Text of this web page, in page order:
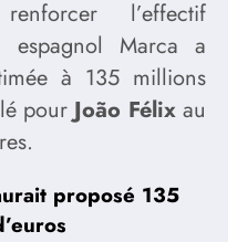
l’effectif
espagnol Marca a
à 135 millions
pourJoão Félixau
proposé 135